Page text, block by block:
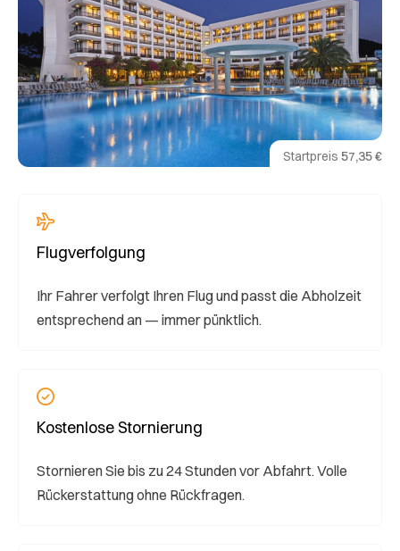
Startpreis 57,35 €
Flugverfolgung
Ihr Fahrer verfolgt Ihren Flug und passt die Abholzeit
entsprechend an — immer pünktlich.
Kostenlose Stornierung
Stornieren Sie bis zu 24 Stunden vor Abfahrt. Volle
Rückerstattung ohne Rückfragen.